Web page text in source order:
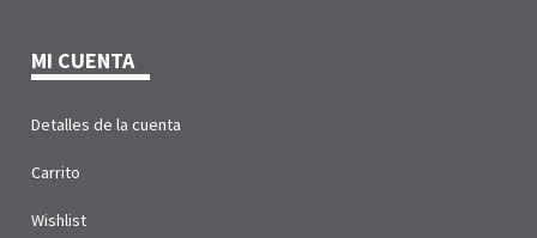
MI CUENTA
Detalles de la cuenta
Carrito
Wishlist